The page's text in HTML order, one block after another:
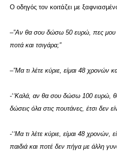
Ο οδηγός τον κοιτάζει με
–”Αν θα σου δώσω 50 ευρώ, πες μου
ποτά και τσιγάρα;”
–”Μα τι λέτε κύριε, είμαι 48 χρονών
-‘‘Καλά, αν θα σου δώσω 100 ευρώ,
δώσεις όλα στις πουτάνες, έτσι δεν
-‘‘Μα τι λέτε κύριε, είμαι 48 χρονών,
παιδιά και ποτέ δεν πήγα με άλλη